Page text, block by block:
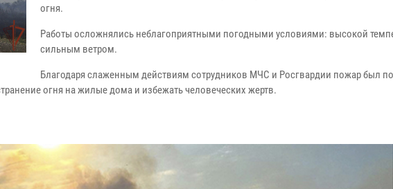
огня.
Работы осложнялись неблагоприятными погодными условиями: высокой
сильным ветром.
Благодаря слаженным действиям сотрудников МЧС и Росгвардии пожар был
огня на жилые дома и избежать человеческих жертв.